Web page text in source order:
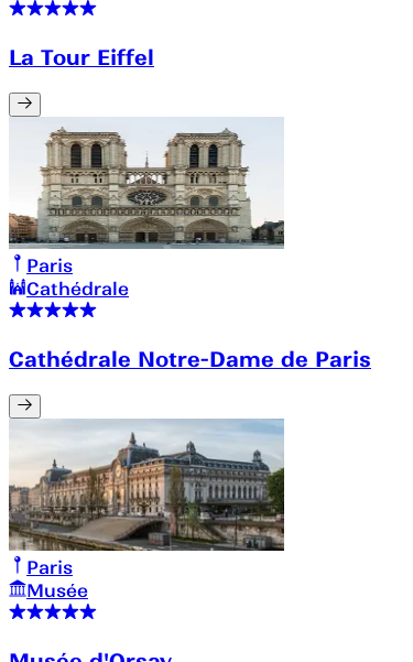
La Tour Eiffel
Paris
Cathédrale
Cathédrale Notre-Dame de Paris
Paris
Musée